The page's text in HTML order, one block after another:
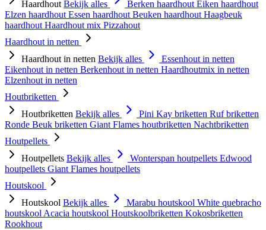
Haardhout Bekijk alles Berken haardhout Eiken haardhout
Elzen haardhout Essen haardhout Beuken haardhout Haagbeuk
haardhout Haardhout mix Pizzahout
Haardhout in netten
Haardhout in netten Bekijk alles
Essenhout in netten
Eikenhout in netten Berkenhout in netten Haardhoutmix in netten
Elzenhout in netten
Houtbriketten
Houtbriketten Bekijk alles Pini Kay briketten Ruf briketten
Ronde Beuk briketten Giant Flames houtbriketten Nachtbriketten
Houtpellets
Houtpellets Bekijk alles Wonterspan houtpellets Edwood
houtpellets Giant Flames houtpellets
Houtskool
Houtskool Bekijk alles Marabu houtskool White quebracho
houtskool Acacia houtskool Houtskoolbriketten Kokosbriketten
Rookhout